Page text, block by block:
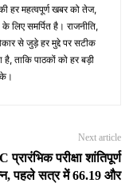
हर महत्वपूर्ण खबर को तेज,
समर्पित है। राजनीति,
से जुड़े हर मुद्दे पर सटीक
है, ताकि पाठकों को हर बड़ी
Next article
प्रारंभिक परीक्षा शांतिपूर्ण
पहले सत्र में 66.19 और